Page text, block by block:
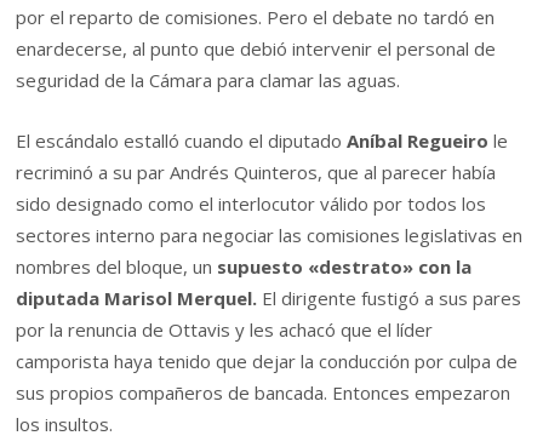
por el reparto de comisiones. Pero el debate no tardó en
enardecerse, al punto que debió intervenir el personal de
seguridad de la Cámara para clamar las aguas.
El escándalo estalló cuando el diputadoAníbal Regueirole
recriminó a su par Andrés Quinteros, que al parecer había
sido designado como el interlocutor válido por todos los
sectores interno para negociar las comisiones legislativas en
nombres del bloque, un supuesto «destrato» con la
diputada Marisol Merquel. El dirigente fustigó a sus pares
por la renuncia de Ottavis y les achacó que el líder
camporista haya tenido que dejar la conducción por culpa de
sus propios compañeros de bancada. Entonces empezaron
los insultos.